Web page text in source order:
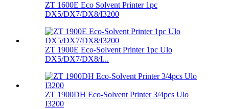
ZT 1600E Eco Solvent Printer 1pc
DX5/DX7/DX8/I3200
ZT 1900E Eco-Solvent Printer 1pc Ulo
DX5/DX7/DX8/I...
ZT 1900DH Eco-Solvent Printer 3/4pcs Ulo
I3200